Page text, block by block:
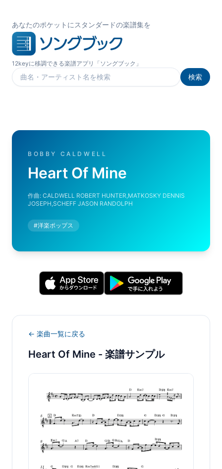
あなたのポケットにスタンダードの楽譜集を
12keyに移調できる楽譜アプリ「ソングブック」
楽曲を検索
検索
BOBBY CALDWELL
Heart Of Mine
作曲: CALDWELL ROBERT HUNTER,MATKOSKY DENNIS
JOSEPH,SCHEFF JASON RANDOLPH
#洋楽ポップス
← 楽曲一覧に戻る
Heart Of Mine - 楽譜サンプル